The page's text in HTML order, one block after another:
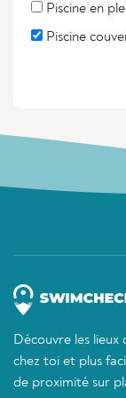
Piscine en
Piscine
Découvre les lieux
chez toi et plus
de proximité sur